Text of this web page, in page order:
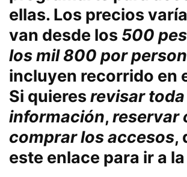
ellas. Los precios
van desde los 500
los mil 800 por
incluyen recorrido en
Si quieresrevisar toda
información, reservar
comprar los accesos,
este enlace para ir a